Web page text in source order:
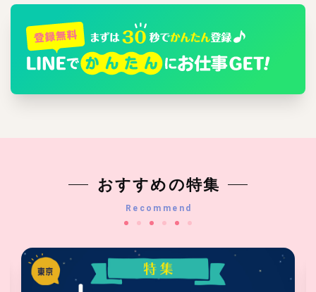
おすすめの特集
Recommend